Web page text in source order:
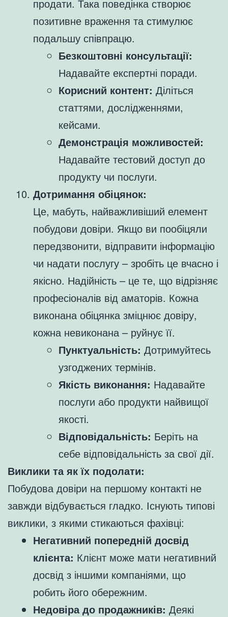
продати. Така поведінка створює
позитивне враження та стимулює
подальшу співпрацю.
Безкоштовні консультації:
Надавайте експертні поради.
Корисний контент: Діліться
статтями, дослідженнями,
кейсами.
Демонстрація можливостей:
Надавайте тестовий доступ до
продукту чи послуги.
Дотримання обіцянок:
Це, мабуть, найважливіший елемент
побудови довіри. Якщо ви пообіцяли
передзвонити, відправити інформацію
чи надати послугу – зробіть це вчасно і
якісно. Надійність – це те, що відрізняє
професіоналів від аматорів. Кожна
виконана обіцянка зміцнює довіру,
кожна невиконана – руйнує її.
Пунктуальність: Дотримуйтесь
узгоджених термінів.
Якість виконання: Надавайте
послуги або продукти найвищої
якості.
Відповідальність: Беріть на
себе відповідальність за свої дії.
Виклики та як їх подолати:
Побудова довіри на першому контакті не
завжди відбувається гладко. Існують типові
виклики, з якими стикаються фахівці:
Негативний попередній досвід
клієнта: Клієнт може мати негативний
досвід з іншими компаніями, що
робить його обережним.
Недовіра до продажників: Деякі